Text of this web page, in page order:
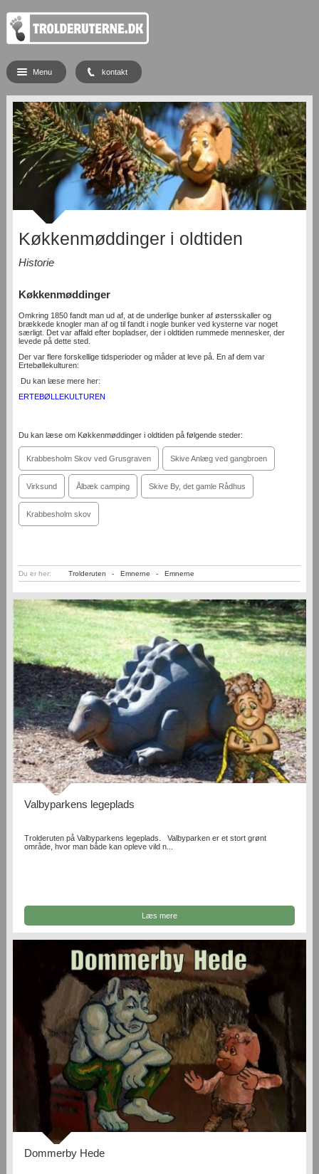
Køkkenmøddinger i oldtiden
Historie
Køkkenmøddinger
Omkring 1850 fandt man ud af, at de underlige bunker af østersskaller og
brækkede knogler man af og til fandt i nogle bunker ved kysterne var noget
særligt. Det var affald efter bopladser, der i oldtiden rummede mennesker, der
levede på dette sted.
Der var flere forskellige tidsperioder og måder at leve på. En af dem var
Ertebøllekulturen:
Du kan læse mere her:
ERTEBØLLEKULTUREN
Du kan læse om Køkkenmøddinger i oldtiden på følgende steder:
Krabbesholm Skov ved Grusgraven Skive Anlæg ved gangbroen
Virksund Ålbæk camping Skive By, det gamle Rådhus
Krabbesholm skov
Du er her: Trolderuten - Emnerne - Emnerne
Valbyparkens legeplads
Trolderuten på Valbyparkens legeplads. Valbyparken er et stort grønt
område, hvor man både kan opleve vild n...
Læs mere
Dommerby Hede
Menu kontakt